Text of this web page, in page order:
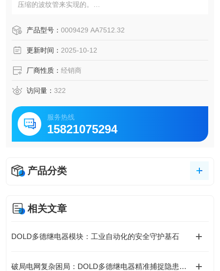
压缩的波纹管来实现的。
波纹管作开关触点。
产品型号： 0009429 AA7512.32
更新时间： 2025-10-12
厂商性质： 经销商
访问量： 322
服务热线
15821075294
产品分类
相关文章
DOLD多德继电器模块：工业自动化的安全守护基石
破局电网复杂困局：DOLD多德继电器精准捕捉隐患的底层逻辑